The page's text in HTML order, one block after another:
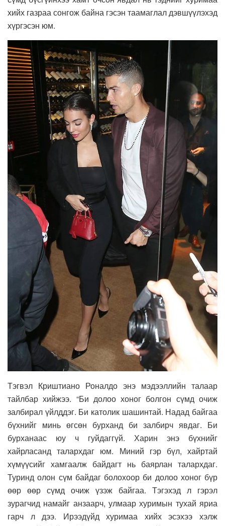
хийх газраа сонгож байна гэсэн таамаглал дэвшүүлэхэд
хүргэсэн юм.
Тэгвэл Криштиано Роналдо энэ мэдээллийн талаар
тайлбар хийжээ. “Би долоо хоног болгон сүмд очиж
залбирал үйлддэг. Би католик шашинтай. Надад байгаа
бүхнийг минь өгсөн бурханд би залбирч явдаг. Би
бурханаас юу ч гуйдаггүй. Харин энэ бүхнийг
хайрласанд талархдаг юм. Миний гэр бүл, хайртай
хүмүүсийг хамгаалж байдагт нь баярлан талархдаг.
Туринд олон сүм байдаг болохоор би долоо хоног бүр
өөр өөр сүмд очиж үзэж байгаа. Тэгэхэд л гэрэл
зурагчид намайг анзаарч, улмаар хуримын тухай яриа
гарч л дээ. Ирээдүйд хуримаа хийх эсэхээ хэлж